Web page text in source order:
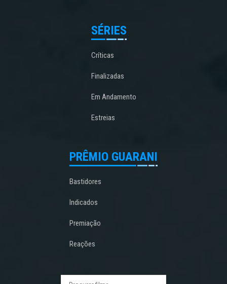
SÉRIES
Críticas
Finalizadas
Em Andamento
Estreias
PRÊMIO GUARANI
Bastidores
Indicados
Premiação
Reações